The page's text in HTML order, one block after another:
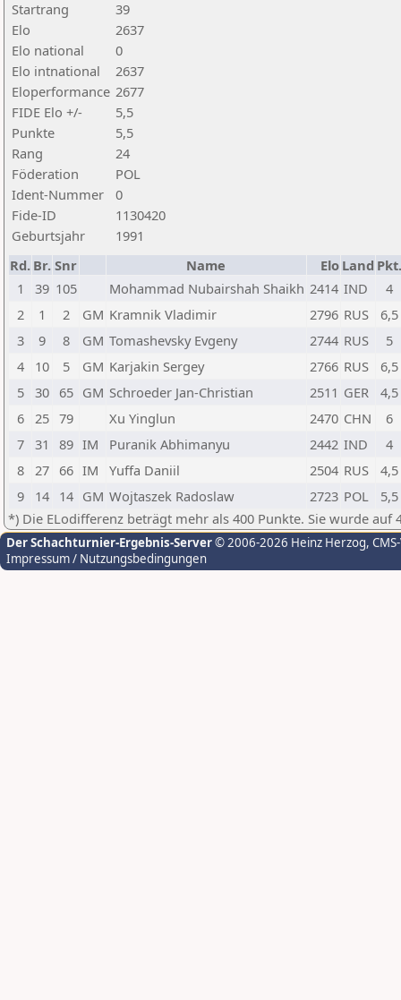
Startrang
39
Elo
2637
Elo national
0
Elo intnational
2637
Eloperformance 2677
FIDE Elo +/-
5,5
Punkte
5,5
Rang
24
Föderation
POL
Ident-Nummer
0
Fide-ID
1130420
Geburtsjahr
1991
Rd. Br. Snr Name Elo Land Pkt.
1
39 105 Mohammad Nubairshah Shaikh 2414 IND
4
2
1 2 GM Kramnik Vladimir 2796 RUS
6,5
3
9 8 GM Tomashevsky Evgeny 2744 RUS
5
4
10 5 GM Karjakin Sergey 2766 RUS
6,5
5
30 65 GM Schroeder Jan-Christian 2511 GER
4,5
6
25 79 Xu Yinglun 2470 CHN
6
7
31 89 IM Puranik Abhimanyu 2442 IND
4
8
27 66 IM Yuffa Daniil 2504 RUS
4,5
9
14 14 GM Wojtaszek Radoslaw 2723 POL
5,5
*) Die ELodifferenz beträgt mehr als 400 Punkte. Sie wurde auf
Der Schachturnier-Ergebnis-Server© 2006-2026 Heinz Herzog,
Impressum / Nutzungsbedingungen